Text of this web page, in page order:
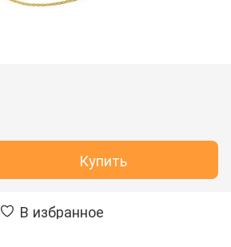
Купить
В избранное